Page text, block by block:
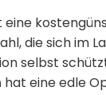
eine
die sich im
selbst
hat eine edle